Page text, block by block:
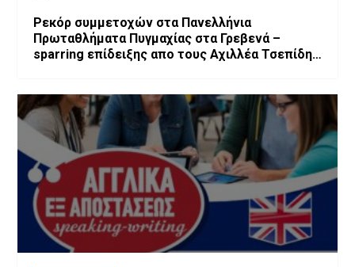
Ρεκόρ συμμετοχών στα Πανελλήνια
Πρωταθλήματα Πυγμαχίας στα Γρεβενά –
sparring επίδειξης απο τους Αχιλλέα Τσεπίδη